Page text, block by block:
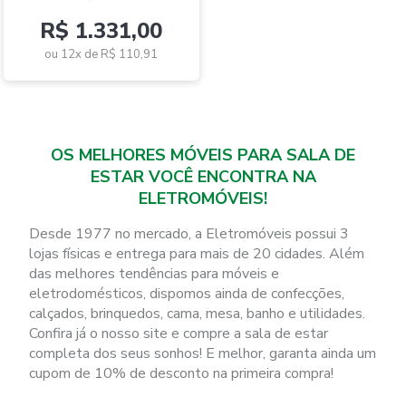
R$ 1.331,00
ou 12x de R$ 110,91
OS MELHORES MÓVEIS PARA SALA DE
ESTAR VOCÊ ENCONTRA NA
ELETROMÓVEIS!
Desde 1977 no mercado, a Eletromóveis possui 3
lojas físicas e entrega para mais de 20 cidades. Além
das melhores tendências para móveis e
eletrodomésticos, dispomos ainda de confecções,
calçados, brinquedos, cama, mesa, banho e utilidades.
Confira já o nosso site e compre a sala de estar
completa dos seus sonhos! E melhor, garanta ainda um
cupom de 10% de desconto na primeira compra!